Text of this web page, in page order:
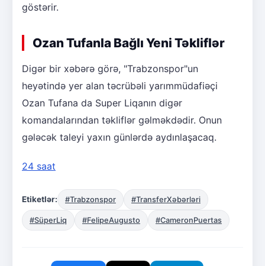
göstərir.
Ozan Tufanla Bağlı Yeni Təkliflər
Digər bir xəbərə görə, "Trabzonspor"un
heyətində yer alan təcrübəli yarımmüdafiəçi
Ozan Tufana da Super Liqanın digər
komandalarından təkliflər gəlməkdədir. Onun
gələcək taleyi yaxın günlərdə aydınlaşacaq.
24 saat
Etiketlər: #Trabzonspor #TransferXəbərləri
#SüperLiq #FelipeAugusto #CameronPuertas